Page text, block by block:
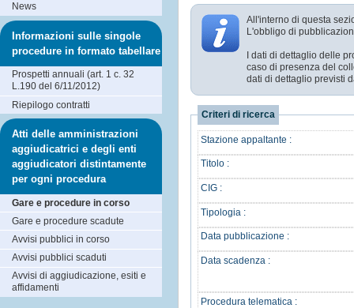
All'interno di questa
L'obbligo di
I dati di dettaglio delle
caso di presenza del
dati di dettaglio previsti
Criteri di ricerca
Stazione appaltante :
Titolo :
CIG :
Tipologia :
Data pubblicazione :
Data scadenza :
Procedura telematica :
News
Informazioni sulle singole
procedure in formato tabellare
Prospetti annuali (art. 1 c. 32
L.190 del 6/11/2012)
Riepilogo contratti
Atti delle amministrazioni
aggiudicatrici e degli enti
aggiudicatori distintamente
per ogni procedura
Gare e procedure in corso
Gare e procedure scadute
Avvisi pubblici in corso
Avvisi pubblici scaduti
Avvisi di aggiudicazione, esiti e
affidamenti